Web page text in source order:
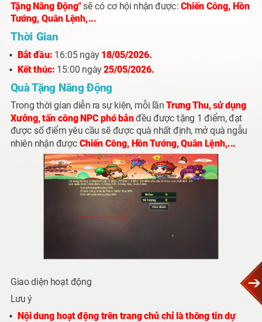
Tặng Năng Động"sẽ có cơ hội nhận được: Chiến Công, Hồn
Tướng, Quân Lệnh,...
Thời Gian
Bắt đầu: 16:05 ngày18/05/2026.
Kết thúc: 15:00 ngày25/05/2026.
Quà Tặng Năng Động
Trong thời gian diễn ra sự kiện, mỗi lần Trưng Thu, sử dụng
Xưởng, tấn công NPC phó bảnđều được tặng 1 điểm, đạt
được số điểm yêu cầu sẽ được quà nhất định, mở quà ngẫu
nhiên nhận được Chiến Công, Hồn Tướng, Quân Lệnh,...
Giao diện hoạt động
Lưu ý
Nội dung hoạt động trên trang chủ chỉ là thông tin dự